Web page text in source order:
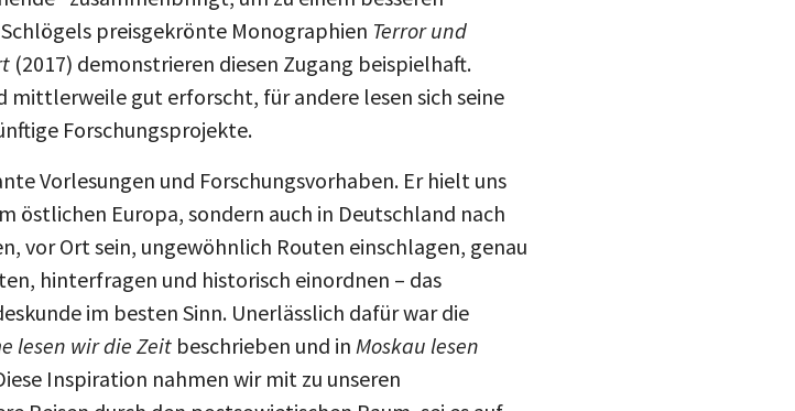
preisgekrönte Monographien Terror und
(2017) demonstrieren diesen Zugang beispielhaft.
gut erforscht, für andere lesen sich seine
Forschungsprojekte.
östlichen Europa, sondern auch in Deutschland nach
vor Ort sein, ungewöhnlich Routen einschlagen, genau
hinterfragen und historisch einordnen – das
im besten Sinn. Unerlässlich dafür war die
lesen wir die Zeitbeschrieben und inMoskau lesen
Inspiration nahmen wir mit zu unseren
Reisen durch den postsowjetischen Raum, sei es auf